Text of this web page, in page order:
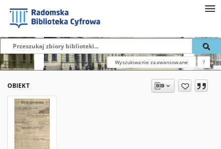
Wyszukiwanie zaawansowane ?
OBIEKT